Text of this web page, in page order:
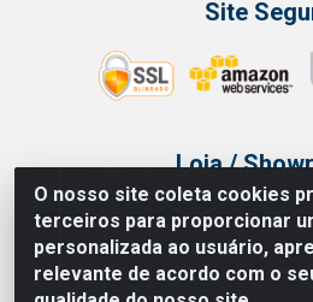
O nosso site coleta cookies
terceiros para proporcionar
personalizada ao usuário,
relevante de acordo com o
Site
Loja /
Tel.: (11) 3314
Av Vautier, 468 - Pari -